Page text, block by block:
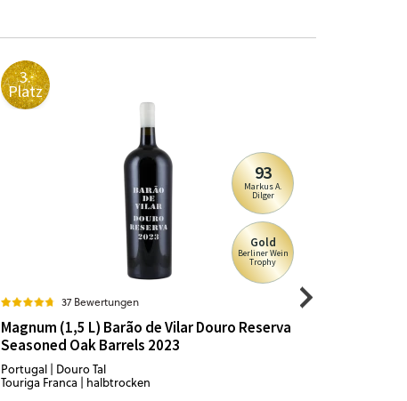
3.
Platz
93
Markus A.
Dilger
Gold
Berliner Wein
Trophy
37 Bewertungen
Magnum (1,5 L) Barão de Vilar Douro Reserva
Seasoned Oak Barrels 2023
Portugal | Douro Tal
Touriga Franca | halbtrocken